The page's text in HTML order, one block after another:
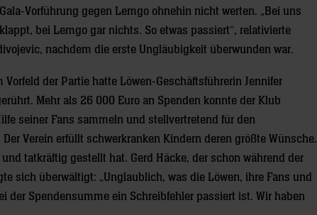
Vorführung gegen Lemgo ohnehin nicht werten. „Bei uns
bei Lemgo gar nichts. So etwas passiert“, relativierte
nachdem die erste Ungläubigkeit überwunden war.
der Partie hatte Löwen-Geschäftsführerin Jennifer
Mehr als 26 000 Euro an Spenden konnte der Klub
seiner Fans sammeln und stellvertretend für den
Verein erfüllt schwerkranken Kindern deren größte Wünsche.
tatkräftig gestellt hat. Gerd Häcke, der schon während der
sich überwältigt: „Unglaublich, was die Löwen, ihre Fans und
der Spendensumme ein Schreibfehler passiert ist. Wir haben